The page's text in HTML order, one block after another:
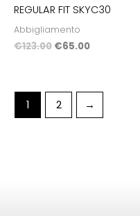
REGULAR FIT SKYC30
Abbigliamento
€123.00 €65.00
1 2 →